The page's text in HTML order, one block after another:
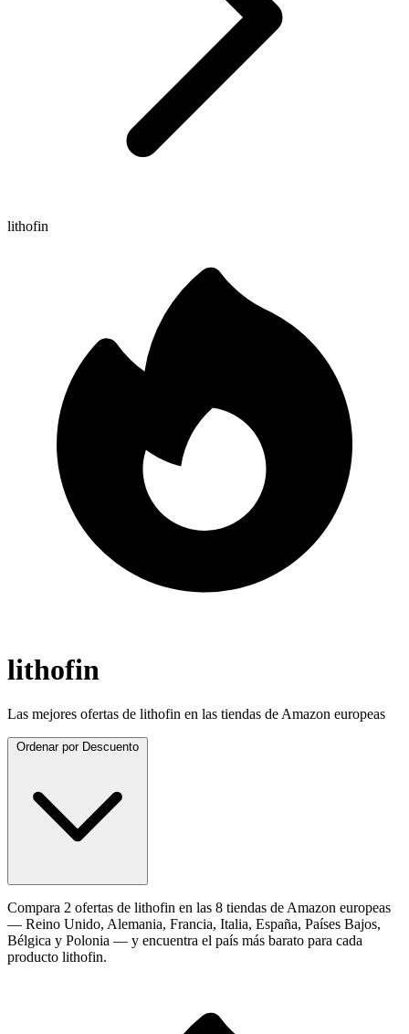
lithofin
lithofin
Las mejores ofertas de lithofin en las tiendas de Amazon europeas
Ordenar por Descuento
Compara 2 ofertas de lithofin en las 8 tiendas de Amazon europeas
— Reino Unido, Alemania, Francia, Italia, España, Países Bajos,
Bélgica y Polonia — y encuentra el país más barato para cada
producto lithofin.